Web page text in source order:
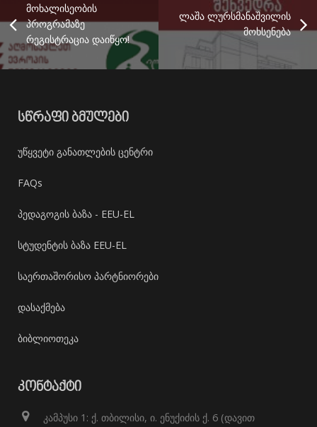
მოხალისეობის
პროგრამაზე
რეგისტრაცია დაიწყო!
ლაშა ლურსმანაშვილის
მოხსენება
ᲡᲬᲠᲐᲤᲘ ᲑᲛᲣᲚᲔᲑᲘ
უწყვეტი განათლების ცენტრი
FAQs
პედაგოგის ბაზა - EEU-EL
სტუდენტის ბაზა EEU-EL
საერთაშორისო პარტნიორები
დასაქმება
ბიბლიოთეკა
ᲙᲝᲜᲢᲐᲥᲢᲘ
კამპუსი 1: ქ. თბილისი, ი. ენუქიძის ქ. 6 (დავით